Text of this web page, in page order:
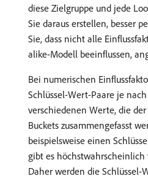
diese Zielgruppe und jede
Sie daraus erstellen, besser
Sie, dass nicht alle
alike-Modell beeinflussen,
Bei numerischen
Schlüssel-Wert-Paare je
verschiedenen Werte, die
Buckets zusammengefasst
beispielsweise einen
gibt es
Daher werden die Schlüssel-